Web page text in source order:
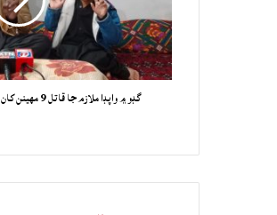
گڊو ۾ واپڊا ملازم جا قاتل 9 مهينن کان گرفتار نه ٿيڻ خلاف احتجاج